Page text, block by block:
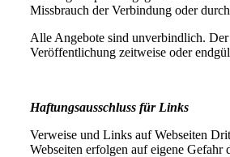
Missbrauch der Verbindung oder
Alle Angebote sind unverbindlich. Der
Veröffentlichung zeitweise oder
Haftungsausschluss für Links
Verweise und Links auf Webseiten
Webseiten erfolgen auf eigene Gefahr